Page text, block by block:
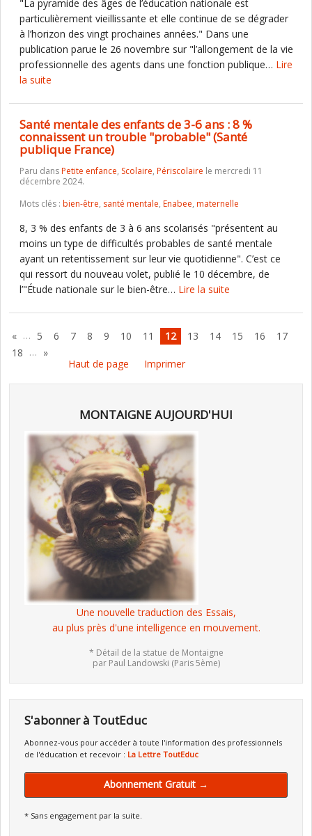
"La pyramide des âges de l’éducation nationale est
particulièrement vieillissante et elle continue de se dégrader
à l’horizon des vingt prochaines années." Dans une
publication parue le 26 novembre sur "l’allongement de la vie
professionnelle des agents dans une fonction publique… Lire
la suite
Santé mentale des enfants de 3-6 ans : 8 %
connaissent un trouble "probable" (Santé
publique France)
Paru dansPetite enfance, Scolaire, Périscolaire le mercredi 11
décembre 2024.
Mots clés : bien-être, santé mentale, Enabee, maternelle
8, 3 % des enfants de 3 à 6 ans scolarisés "présentent au
moins un type de difficultés probables de santé mentale
ayant un retentissement sur leur vie quotidienne". C’est ce
qui ressort du nouveau volet, publié le 10 décembre, de
l’"Étude nationale sur le bien-être… Lire la suite
« … 5 6 7 8 9 10 11 12 13 14 15 16
17
18 … »
Haut de page
Imprimer
MONTAIGNE AUJOURD'HUI
Une nouvelle traduction des Essais,
au plus près d'une intelligence en mouvement.
* Détail de la statue de Montaigne
par Paul Landowski (Paris 5ème)
S'abonner à ToutEduc
Abonnez-vous pour accéder à toute l'information des professionnels
de l'éducation et recevoir : La Lettre ToutEduc
Abonnement Gratuit →
* Sans engagement par la suite.